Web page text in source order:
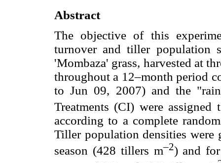
Abstract
The objective of this
turnover and tiller
'Mombaza' grass, harvested at
throughout a 12–month period
to Jun 09, 2007) and the
Treatments (CI) were
according to a complete
Tiller population densities were
season (428 tillers m–2) and